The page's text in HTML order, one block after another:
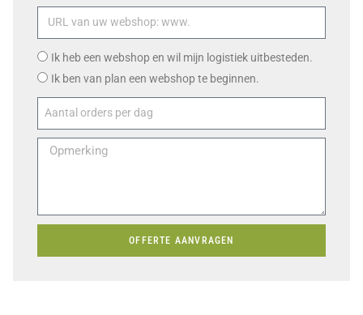
Ik heb een webshop en wil mijn logistiek uitbesteden.
Ik ben van plan een webshop te beginnen.
OFFERTE AANVRAGEN